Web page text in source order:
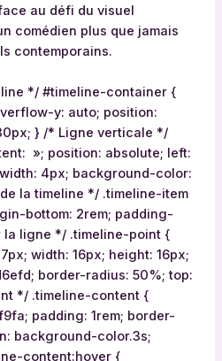
au défi du visuel
comédien plus que jamais
contemporains.
*/ #timeline-container {
y: auto; position:
} /* Ligne verticale */
»; position: absolute; left:
4px; background-color:
la timeline */ .timeline-item
bottom: 2rem; padding-
la ligne */ .timeline-point {
width: 16px; height: 16px;
border-radius: 50%; top:
*/ .timeline-content {
padding: 1rem; border-
background-color.3s;
content:hover {